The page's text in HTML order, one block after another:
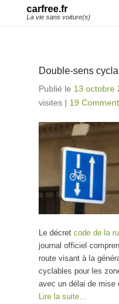
carfree.fr
La vie sans voiture(s)
Double-sens
Publié le 13 octobre
visites | 19
Le décret code de la
journal officiel
route visant à la
cyclables pour les
avec un délai de mise
Lire la suite…